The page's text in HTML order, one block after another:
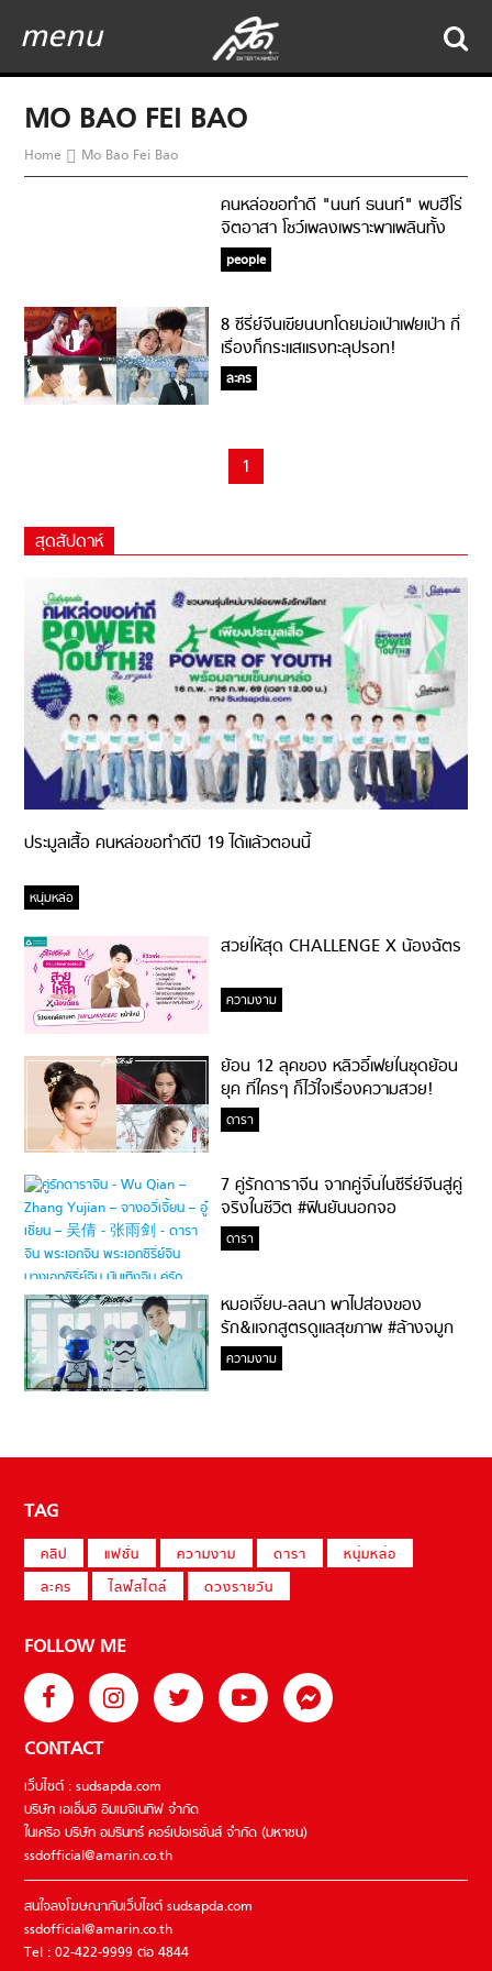
menu
MO BAO FEI BAO
Home Mo Bao Fei Bao
คนหล่อขอทำดี "นนท์ ธนนท์" พบฮีโร่
จิตอาสา โชว์เพลงเพราะพาเพลินทั้ง
โรงพยาบาล
people
8 ซีรี่ย์จีนเขียนบทโดยม่อเป่าเฟยเป่า กี่
เรื่องก็กระแสแรงทะลุปรอท!
ละคร
1
สุดสัปดาห์
ประมูลเสื้อ คนหล่อขอทำดีปี 19 ได้แล้วตอนนี้
หนุ่มหล่อ
สวยให้สุด CHALLENGE X น้องฉัตร
ความงาม
ย้อน 12 ลุคของ หลิวอี้เฟยในชุดย้อน
ยุค ที่ใครๆ ก็ไว้ใจเรื่องความสวย!
ดารา
7 คู่รักดาราจีน จากคู่จิ้นในซีรี่ย์จีนสู่คู่
จริงในชีวิต #ฟินยันนอกจอ
ดารา
หมอเจี๊ยบ-ลลนา พาไปส่องของ
รัก&แจกสูตรดูแลสุขภาพ #ล้างจมูก
ไม่ยากจะสอนให้
ความงาม
TAG
คลิป แฟชั่น ความงาม ดารา
หนุ่มหล่อ
ละคร
ไลฟ์สไตล์ ดวงรายวัน
FOLLOW ME
CONTACT
เว็บไซต์ : sudsapda.com
บริษัท เอเอ็มอี อิมเมจิเนทีฟ จำกัด
ในเครือ บริษัท อมรินทร์ คอร์เปอเรชั่นส์ จำกัด (มหาชน)
ssdofficial@amarin.co.th
สนใจลงโฆษณากับเว็บไซต์ sudsapda.com
ssdofficial@amarin.co.th
Tel : 02-422-9999 ต่อ 4844